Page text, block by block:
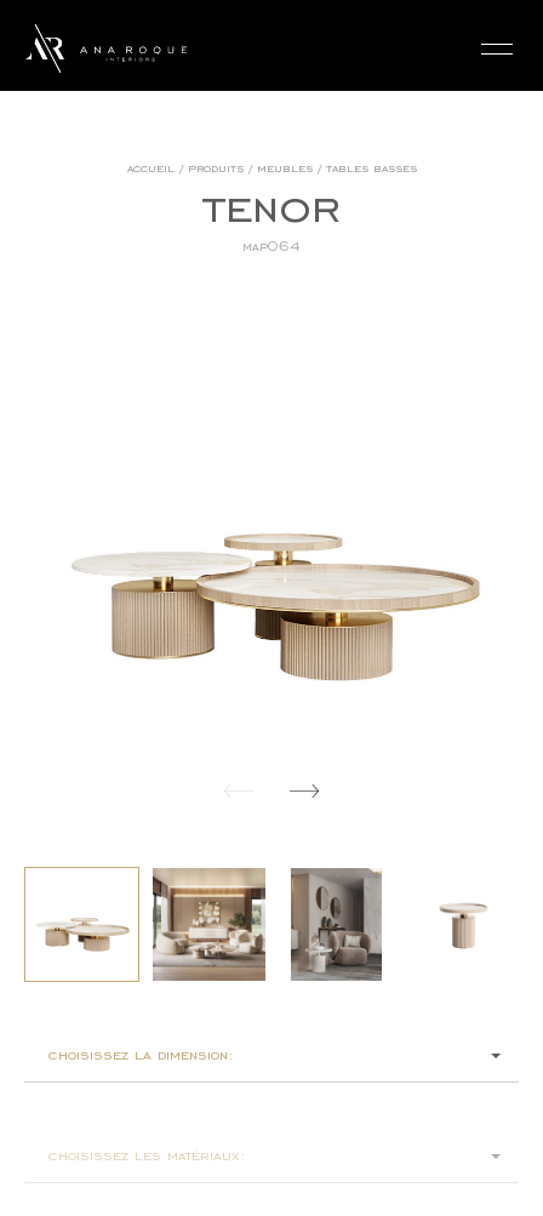
accueil/ produits/ meubles/ tables basses
tenor
map064
choisissez la dimension:
choisissez les matériaux: